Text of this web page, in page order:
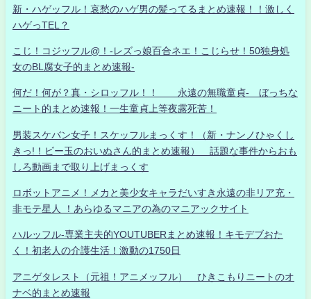
新・ハゲッフル！哀愁のハゲ男の髪ってるまとめ速報！！激しく
ハゲっTEL？
こじ！コジッフル@！-レズっ娘百合ネエ！こじらせ！50独身処
女のBL腐女子的まとめ速報-
何だ！何が？真・シロッフル！！ 永遠の無職童貞- ぼっちな
ニート的まとめ速報！一生童貞上等夜露死苦！
男装スケバン女子！スケッフルまっくす！（新・ナンノひゃくし
きっ!！ビー玉のおいぬさん的まとめ速報） 話題な事件からおも
しろ動画まで取り上げまっくす
ロボットアニメ！メカと美少女キャラだいすき永遠の非リア充・
非モテ星人 ！あらゆるマニアの為のマニアックサイト
ハルッフル-専業主夫的YOUTUBERまとめ速報！キモデブおた
く！初老人の介護生活！激動の1750日
アニゲタレスト（元祖！アニメッフル） ひきこもりニートのオ
ナベ的まとめ速報